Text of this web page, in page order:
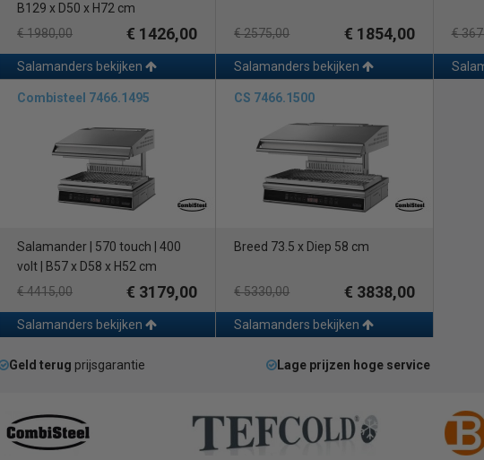
B129 x D50 x H72 cm
€ 1980,00
€ 1426,00
Salamanders bekijken
€ 2575,00 € 1854,00
Salamanders bekijken
€
Combisteel 7466.1495
Salamander | 570 touch | 400
volt | B57 x D58 x H52 cm
€ 4415,00
€ 3179,00
Salamanders bekijken
CS 7466.1500
Breed 73.5 x Diep 58 cm
€ 5330,00 € 3838,00
Salamanders bekijken
Geld terug prijsgarantie Lage prijzen hoge service